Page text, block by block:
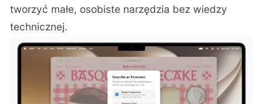
tworzyć małe, osobiste narzędzia bez wiedzy
technicznej.